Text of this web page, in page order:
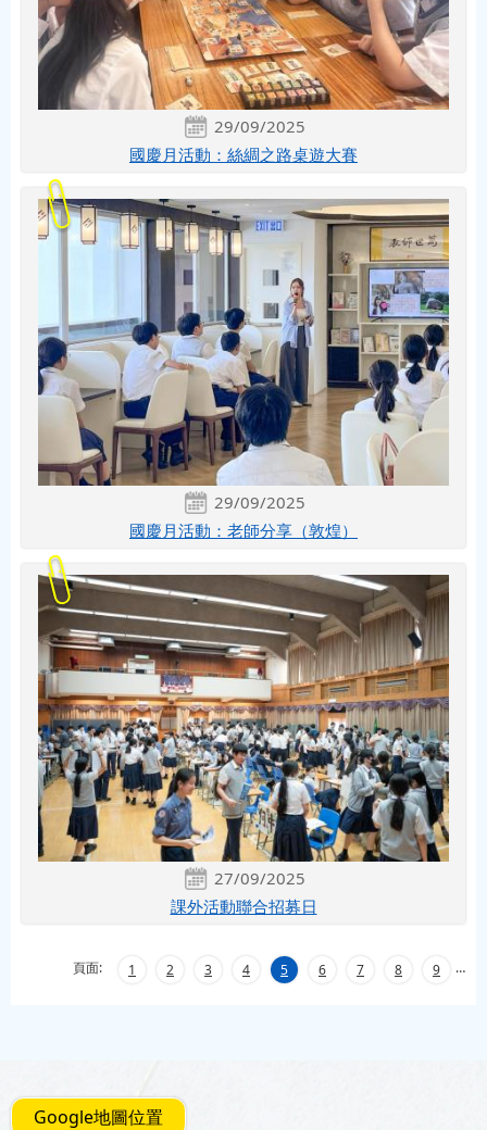
29/09/2025
國慶月活動：絲綢之路桌遊大賽
29/09/2025
國慶月活動：老師分享（敦煌）
27/09/2025
課外活動聯合招募日
頁面: 1 2 3 4 5 6 7 8 9 …
Google地圖位置